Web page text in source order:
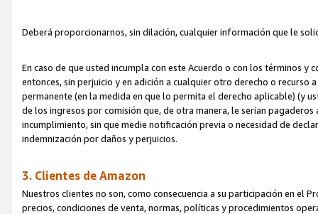
Deberá proporcionarnos, sin dilación, cualquier información que le
En caso de que usted incumpla con este Acuerdo o con los términos
entonces, sin perjuicio y en adición a cualquier otro derecho o
permanente (en la medida en que lo permita el derecho aplicable) (y
de los ingresos por comisión que, de otra manera, le serían
incumplimiento, sin que medie notificación previa o necesidad de
indemnización por daños y perjuicios.
3. Clientes de Amazon
Nuestros clientes no son, como consecuencia a su participación en el
precios, condiciones de venta, normas, políticas y procedimientos